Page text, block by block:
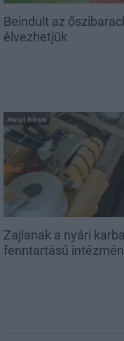
Beindult az
élvezhetjük
Helyi hírek
Zajlanak a nyári
fenntartású